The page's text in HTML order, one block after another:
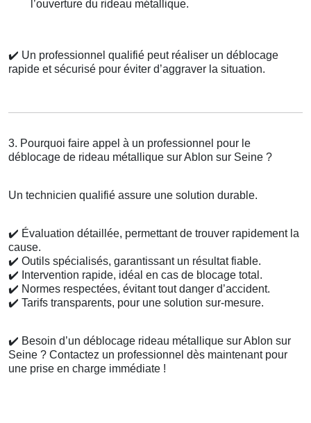
l’ouverture du rideau métallique.
✔️ Un professionnel qualifié peut réaliser un déblocage
rapide et sécurisé pour éviter d’aggraver la situation.
3. Pourquoi faire appel à un professionnel pour le
déblocage de rideau métallique sur Ablon sur Seine ?
Un technicien qualifié assure une solution durable.
✔️ Évaluation détaillée, permettant de trouver rapidement la
cause.
✔️ Outils spécialisés, garantissant un résultat fiable.
✔️ Intervention rapide, idéal en cas de blocage total.
✔️ Normes respectées, évitant tout danger d’accident.
✔️ Tarifs transparents, pour une solution sur-mesure.
✔️ Besoin d’un déblocage rideau métallique sur Ablon sur
Seine ? Contactez un professionnel dès maintenant pour
une prise en charge immédiate !